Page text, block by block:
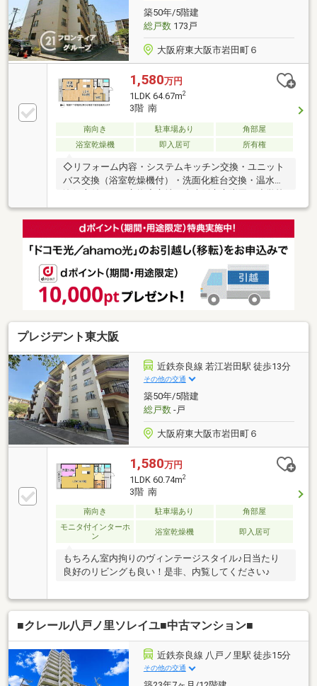
かった方もお気軽にご相談ください。無理のない返済
計画を一緒に考え、安心して新生活を迎えられるよう
全力でサポートいたします。
築50年/5階建
総戸数173戸
大阪府東大阪市岩田町６
1,580万円
1LDK 64.67m2
3階 南
南向き 駐車場あり
角部屋
浴室乾燥機
即入居可 所有権
◇リフォーム内容・システムキッチン交換・ユニット
バス交換（浴室乾燥機付）・洗面化粧台交換・温水洗
まで徒歩約4分・東大阪市立玉川中学校まで徒歩約17
分◆◇弊社が選ばれる理由◆◇１．お金の扱い方のプ
ロ、ファイナンシャルプランナーが資金計画をサポー
ト！２．買い替えなどにも対応できる売却専門チーム
低金利になるように審査が可能！弊社は専門家同士が
連携をとっているため、より多くの知見がございます
お気軽にお問合せください！
プレジデント東大阪
近鉄奈良線 若江岩田駅 徒歩13分
その他の交通
築50年/5階建
総戸数-戸
大阪府東大阪市岩田町６
1,580万円
1LDK 60.74m2
3階 南
南向き 駐車場あり
角部屋
モニタ付インターホ
ン
浴室乾燥機 即入居可
もちろん室内拘りのヴィンテージスタイル♪日当たり
良好のリビングも良い！是非、内覧してください♪
■クレール八戸ノ里ソレイユ■中古マンション■
近鉄奈良線 八戸ノ里駅 徒歩15分
その他の交通